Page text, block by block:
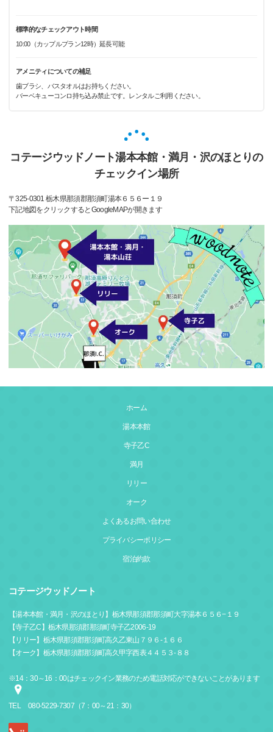
標準的なチェックアウト時間
10:00（カップルプラン12時）延長可能
アメニティについての補足
歯ブラシ、バスタオルはお持ちください。
バーベキューコンロ持ち込み禁止です。レンタルご利用ください。
コテージウッドノート湯本本館・満月・沢のほとりの
チェックイン場所
〒325-0301 栃木県那須郡那須町湯本６５６ー１９
下記地図をクリックするとGoogleMAPが開きます
ホーム
湯本本館
寺子乙C
満月
リリー
オーク
よくあるお問い合わせ
プライバシーポリシー
宿泊約款
コテージウッドノート
【湯本本館・満月・沢のほとり】栃木県那須郡那須町大字湯本６５６−１９
【寺子乙C】栃木県那須郡那須町寺子乙2006‐19
【リリー】栃木県那須郡那須町高久乙東山７９６‐１６６
【オーク】栃木県那須郡那須町高久甲字西表４４５３‐８８
※14：30～16：00はチェックイン業務のため電話対応ができないことがあります
TEL 080-5229-7307（7：00～21：30）